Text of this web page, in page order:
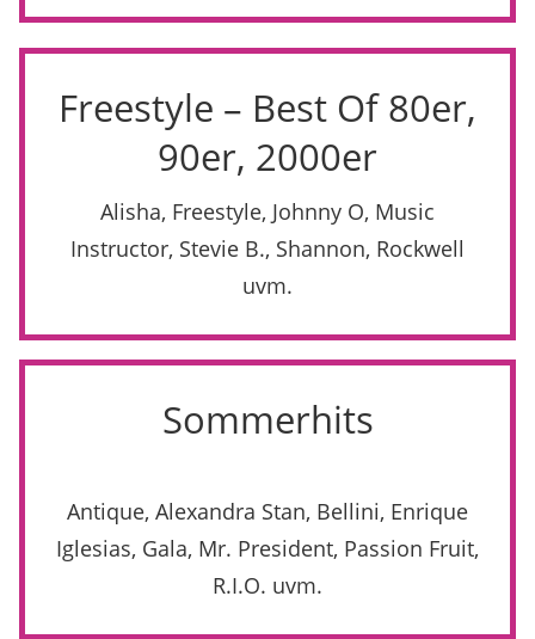
Freestyle – Best Of 80er,
90er, 2000er
Alisha, Freestyle, Johnny O, Music
Instructor, Stevie B., Shannon, Rockwell
uvm.
Sommerhits
Antique, Alexandra Stan, Bellini, Enrique
Iglesias, Gala, Mr. President, Passion Fruit,
R.I.O. uvm.